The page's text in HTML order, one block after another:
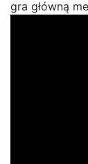
gra główną